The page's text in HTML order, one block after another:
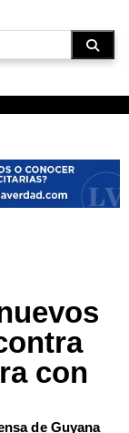
con
de Guyana